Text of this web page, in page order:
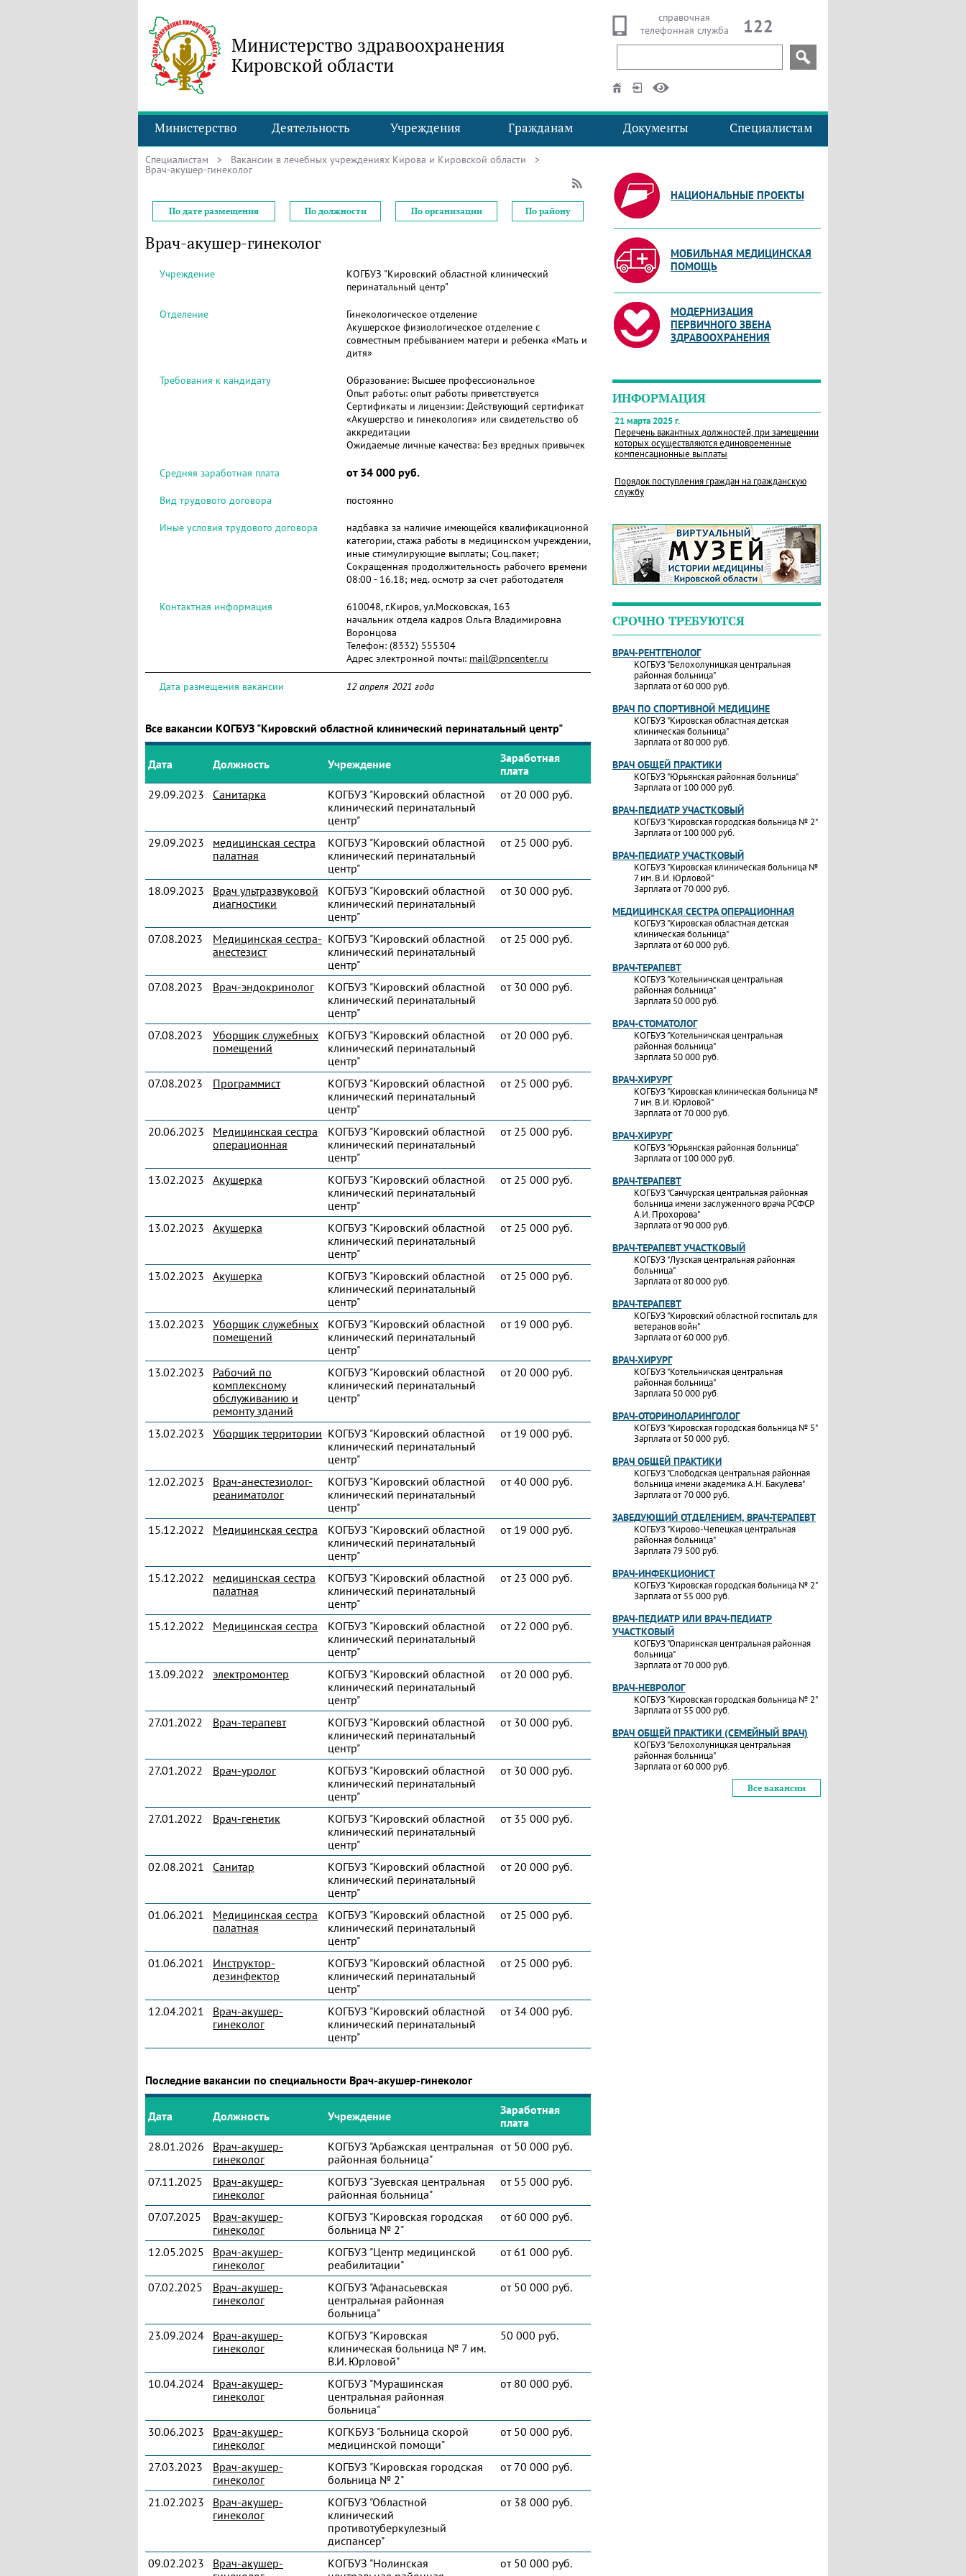
Министерство здравоохранения
Кировской области
справочная
телефонная служба
122
Министерство Деятельность Учреждения Гражданам Документы Специалистам
Специалистам > Вакансии в лечебных учреждениях Кирова и Кировской области >
Врач-акушер-гинеколог
По дате размещения По должности По организации По району
Врач-акушер-гинеколог
Учреждение
КОГБУЗ "Кировский областной клинический
перинатальный центр"
Отделение
Гинекологическое отделение
Акушерское физиологическое отделение с
совместным пребыванием матери и ребенка «Мать и
дитя»
Требования к кандидату Образование: Высшее профессиональное
Опыт работы: опыт работы приветствуется
Сертификаты и лицензии: Действующий сертификат
«Акушерство и гинекология» или свидетельство об
аккредитации
Ожидаемые личные качества: Без вредных привычек
Средняя заработная плата от 34 000 руб.
Вид трудового договора постоянно
Иные условия трудового договора
надбавка за наличие имеющейся квалификационной
категории, стажа работы в медицинском учреждении,
иные стимулирующие выплаты; Соц.пакет;
Сокращенная продолжительность рабочего времени
08:00 - 16.18; мед. осмотр за счет работодателя
Контактная информация
610048, г.Киров, ул.Московская, 163
начальник отдела кадров Ольга Владимировна
Воронцова
Телефон: (8332) 555304
Адрес электронной почты: mail@pncenter.ru
Дата размещения вакансии 12 апреля 2021 года
Все вакансии КОГБУЗ "Кировский областной клинический перинатальный центр"
Дата Должность Учреждение
Заработная
плата
29.09.2023
Санитарка
КОГБУЗ "Кировский областной
клинический перинатальный
центр"
от 20 000 руб.
29.09.2023
медицинская сестра
палатная
КОГБУЗ "Кировский областной
клинический перинатальный
центр"
от 25 000 руб.
18.09.2023
Врач ультразвуковой
диагностики
КОГБУЗ "Кировский областной
клинический перинатальный
центр"
от 30 000 руб.
07.08.2023
Медицинская сестра-
анестезист
КОГБУЗ "Кировский областной
клинический перинатальный
центр"
от 25 000 руб.
07.08.2023 Врач-эндокринолог
КОГБУЗ "Кировский областной
клинический перинатальный
центр"
от 30 000 руб.
07.08.2023
Уборщик служебных
помещений
КОГБУЗ "Кировский областной
клинический перинатальный
центр"
от 20 000 руб.
07.08.2023 Программист
КОГБУЗ "Кировский областной
клинический перинатальный
центр"
от 25 000 руб.
20.06.2023
Медицинская сестра
операционная
КОГБУЗ "Кировский областной
клинический перинатальный
центр"
от 25 000 руб.
13.02.2023 Акушерка
КОГБУЗ "Кировский областной
клинический перинатальный
центр"
от 25 000 руб.
13.02.2023 Акушерка
КОГБУЗ "Кировский областной
клинический перинатальный
центр"
от 25 000 руб.
13.02.2023 Акушерка
КОГБУЗ "Кировский областной
клинический перинатальный
центр"
от 25 000 руб.
13.02.2023
Уборщик служебных
помещений
КОГБУЗ "Кировский областной
клинический перинатальный
центр"
от 19 000 руб.
13.02.2023
Рабочий по
комплексному
обслуживанию и
ремонту зданий
КОГБУЗ "Кировский областной
клинический перинатальный
центр"
от 20 000 руб.
13.02.2023 Уборщик территории КОГБУЗ "Кировский областной
клинический перинатальный
центр"
от 19 000 руб.
12.02.2023
Врач-анестезиолог-
реаниматолог
КОГБУЗ "Кировский областной
клинический перинатальный
центр"
от 40 000 руб.
15.12.2022 Медицинская сестра
КОГБУЗ "Кировский областной
клинический перинатальный
центр"
от 19 000 руб.
15.12.2022
медицинская сестра
палатная
КОГБУЗ "Кировский областной
клинический перинатальный
центр"
от 23 000 руб.
15.12.2022 Медицинская сестра
КОГБУЗ "Кировский областной
клинический перинатальный
центр"
от 22 000 руб.
13.09.2022 электромонтер
КОГБУЗ "Кировский областной
клинический перинатальный
центр"
от 20 000 руб.
27.01.2022 Врач-терапевт
КОГБУЗ "Кировский областной
клинический перинатальный
центр"
от 30 000 руб.
27.01.2022 Врач-уролог
КОГБУЗ "Кировский областной
клинический перинатальный
центр"
от 30 000 руб.
27.01.2022 Врач-генетик
КОГБУЗ "Кировский областной
клинический перинатальный
центр"
от 35 000 руб.
02.08.2021 Санитар
КОГБУЗ "Кировский областной
клинический перинатальный
центр"
от 20 000 руб.
01.06.2021
Медицинская сестра
палатная
КОГБУЗ "Кировский областной
клинический перинатальный
центр"
от 25 000 руб.
01.06.2021
Инструктор-
дезинфектор
КОГБУЗ "Кировский областной
клинический перинатальный
центр"
от 25 000 руб.
12.04.2021
Врач-акушер-
гинеколог
КОГБУЗ "Кировский областной
клинический перинатальный
центр"
от 34 000 руб.
Последние вакансии по специальности Врач-акушер-гинеколог
Дата Должность Учреждение
Заработная
плата
28.01.2026
Врач-акушер-
гинеколог
КОГБУЗ "Арбажская центральная
районная больница"
от 50 000 руб.
07.11.2025
Врач-акушер-
гинеколог
КОГБУЗ "Зуевская центральная
районная больница"
от 55 000 руб.
07.07.2025
Врач-акушер-
гинеколог
КОГБУЗ "Кировская городская
больница № 2"
от 60 000 руб.
12.05.2025
Врач-акушер-
гинеколог
КОГБУЗ "Центр медицинской
реабилитации"
от 61 000 руб.
07.02.2025
Врач-акушер-
гинеколог
КОГБУЗ "Афанасьевская
центральная районная
больница"
от 50 000 руб.
23.09.2024
Врач-акушер-
гинеколог
КОГБУЗ "Кировская
клиническая больница № 7 им.
В.И. Юрловой"
50 000 руб.
10.04.2024
Врач-акушер-
гинеколог
КОГБУЗ "Мурашинская
центральная районная
больница"
от 80 000 руб.
30.06.2023
Врач-акушер-
гинеколог
КОГКБУЗ "Больница скорой
медицинской помощи"
от 50 000 руб.
27.03.2023
Врач-акушер-
гинеколог
КОГБУЗ "Кировская городская
больница № 2"
от 70 000 руб.
21.02.2023
Врач-акушер-
гинеколог
КОГБУЗ "Областной
клинический
противотуберкулезный
диспансер"
от 38 000 руб.
09.02.2023
Врач-акушер-
КОГБУЗ "Нолинская
от 50 000 руб.
НАЦИОНАЛЬНЫЕ ПРОЕКТЫ
МОБИЛЬНАЯ МЕДИЦИНСКАЯ
ПОМОЩЬ
МОДЕРНИЗАЦИЯ
ПЕРВИЧНОГО ЗВЕНА
ЗДРАВООХРАНЕНИЯ
ИНФОРМАЦИЯ
21 марта 2025 г.
Перечень вакантных должностей, при замещении
которых осуществляются единовременные
компенсационные выплаты
Порядок поступления граждан на гражданскую
службу
СРОЧНО ТРЕБУЮТСЯ
ВРАЧ-РЕНТГЕНОЛОГ
КОГБУЗ "Белохолуницкая центральная
районная больница"
Зарплата от 60 000 руб.
ВРАЧ ПО СПОРТИВНОЙ МЕДИЦИНЕ
КОГБУЗ "Кировская областная детская
клиническая больница"
Зарплата от 80 000 руб.
ВРАЧ ОБЩЕЙ ПРАКТИКИ
КОГБУЗ "Юрьянская районная больница"
Зарплата от 100 000 руб.
ВРАЧ-ПЕДИАТР УЧАСТКОВЫЙ
КОГБУЗ "Кировская городская больница № 2"
Зарплата от 100 000 руб.
ВРАЧ-ПЕДИАТР УЧАСТКОВЫЙ
КОГБУЗ "Кировская клиническая больница №
7 им. В.И. Юрловой"
Зарплата от 70 000 руб.
МЕДИЦИНСКАЯ СЕСТРА ОПЕРАЦИОННАЯ
КОГБУЗ "Кировская областная детская
клиническая больница"
Зарплата от 60 000 руб.
ВРАЧ-ТЕРАПЕВТ
КОГБУЗ "Котельничская центральная
районная больница"
Зарплата 50 000 руб.
ВРАЧ-СТОМАТОЛОГ
КОГБУЗ "Котельничская центральная
районная больница"
Зарплата 50 000 руб.
ВРАЧ-ХИРУРГ
КОГБУЗ "Кировская клиническая больница №
7 им. В.И. Юрловой"
Зарплата от 70 000 руб.
ВРАЧ-ХИРУРГ
КОГБУЗ "Юрьянская районная больница"
Зарплата от 100 000 руб.
ВРАЧ-ТЕРАПЕВТ
КОГБУЗ "Санчурская центральная районная
больница имени заслуженного врача РСФСР
А.И. Прохорова"
Зарплата от 90 000 руб.
ВРАЧ-ТЕРАПЕВТ УЧАСТКОВЫЙ
КОГБУЗ "Лузская центральная районная
больница"
Зарплата от 80 000 руб.
ВРАЧ-ТЕРАПЕВТ
КОГБУЗ "Кировский областной госпиталь для
ветеранов войн"
Зарплата от 60 000 руб.
ВРАЧ-ХИРУРГ
КОГБУЗ "Котельничская центральная
районная больница"
Зарплата 50 000 руб.
ВРАЧ-ОТОРИНОЛАРИНГОЛОГ
КОГБУЗ "Кировская городская больница № 5"
Зарплата от 50 000 руб.
ВРАЧ ОБЩЕЙ ПРАКТИКИ
КОГБУЗ "Слободская центральная районная
больница имени академика А.Н. Бакулева"
Зарплата от 70 000 руб.
ЗАВЕДУЮЩИЙ ОТДЕЛЕНИЕМ, ВРАЧ-ТЕРАПЕВТ
КОГБУЗ "Кирово-Чепецкая центральная
районная больница"
Зарплата 79 500 руб.
ВРАЧ-ИНФЕКЦИОНИСТ
КОГБУЗ "Кировская городская больница № 2"
Зарплата от 55 000 руб.
ВРАЧ-ПЕДИАТР ИЛИ ВРАЧ-ПЕДИАТР
УЧАСТКОВЫЙ
КОГБУЗ "Опаринская центральная районная
больница"
Зарплата от 70 000 руб.
ВРАЧ-НЕВРОЛОГ
КОГБУЗ "Кировская городская больница № 2"
Зарплата от 55 000 руб.
ВРАЧ ОБЩЕЙ ПРАКТИКИ (СЕМЕЙНЫЙ ВРАЧ)
КОГБУЗ "Белохолуницкая центральная
районная больница"
Зарплата от 60 000 руб.
Все вакансии